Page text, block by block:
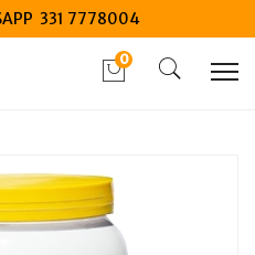
331 7778004
0